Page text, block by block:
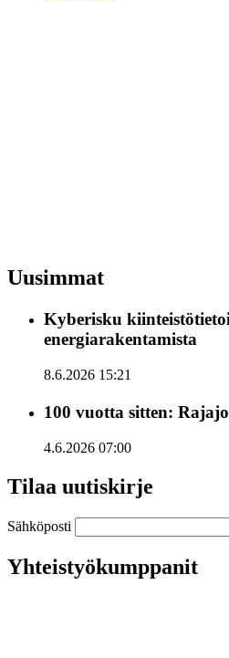
Uusimmat
Kyberisku
energiarakentamista
8.6.2026 15:21
100 vuotta sitten:
4.6.2026 07:00
Tilaa uutiskirje
Sähköposti
Yhteistyökumppanit